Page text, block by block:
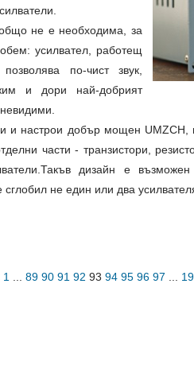
не е необходима, за
усилвател, работещ
по-чист звук,
и дори най-добрият
и настрои добър мощен UMZCH,
части - транзистори,
дизайн е
не един или два
1 89 90 91 92 93 94 95 96 97